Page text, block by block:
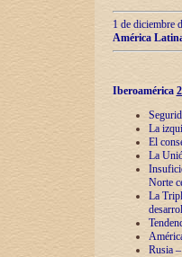
1 de diciembre
América
Iberoamérica
La
El
La
Norte
La
Rusia